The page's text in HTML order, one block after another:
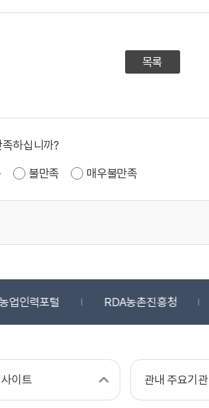
목록
하십니까?
불만족 매우불만족
업인력포털 RDA농촌진흥청
이트 관내 주요기관